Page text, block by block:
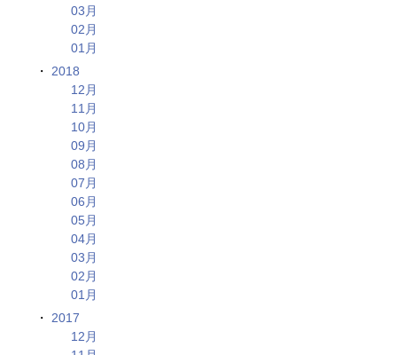
03月
02月
01月
2018
12月
11月
10月
09月
08月
07月
06月
05月
04月
03月
02月
01月
2017
12月